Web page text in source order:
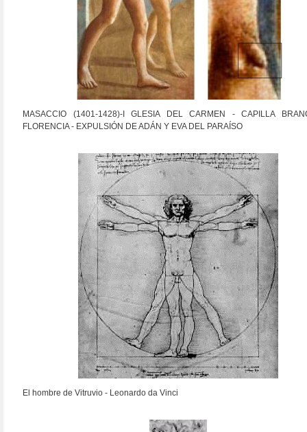
MASACCIO (1401-1428)-I GLESIA DEL CARMEN - CAPILLA
FLORENCIA - EXPULSIÓN DE ADÁN Y EVA DEL PARAÍSO
El hombre de Vitruvio - Leonardo da Vinci